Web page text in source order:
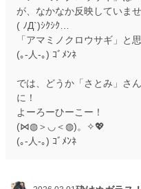
が、なかなか反映していませ
( ﾉД`)ｼｸｼｸ…
「アマミノクロウサギ」と
(｡-人-｡) ｺﾞﾒﾝﾈ
では、どうか「さとみ」さ
に！
よーろーひーこー！
(⋈◍＞◡＜◍)。✧💖
(｡-人-｡) ｺﾞﾒﾝﾈ